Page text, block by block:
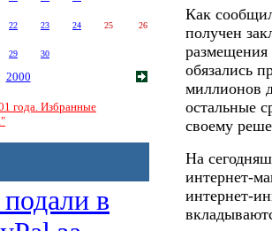
22 23 24 25 26
29 30
2000
года. Избранные
в
Как
получен
обязались
миллионов
остальные
своему
На
интернет-
интернет-